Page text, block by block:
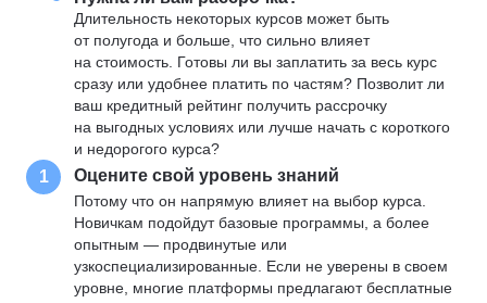
Длительность некоторых курсов может быть
от полугода и больше, что сильно влияет
на стоимость. Готовы ли вы заплатить за весь курс
сразу или удобнее платить по частям? Позволит ли
ваш кредитный рейтинг получить рассрочку
на выгодных условиях или лучше начать с короткого
и недорогого курса?
1 Оцените свой уровень знаний
Потому что он напрямую влияет на выбор курса.
Новичкам подойдут базовые программы, а более
опытным — продвинутые или
узкоспециализированные. Если не уверены в своем
уровне, многие платформы предлагают бесплатные